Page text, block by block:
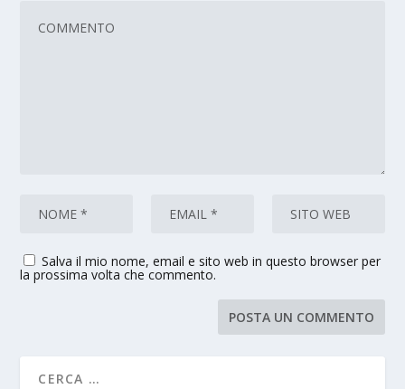
Salva il mio nome, email e sito web in questo browser per
la prossima volta che commento.